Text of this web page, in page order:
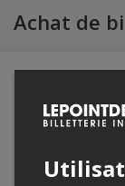
Achat de
Merci de